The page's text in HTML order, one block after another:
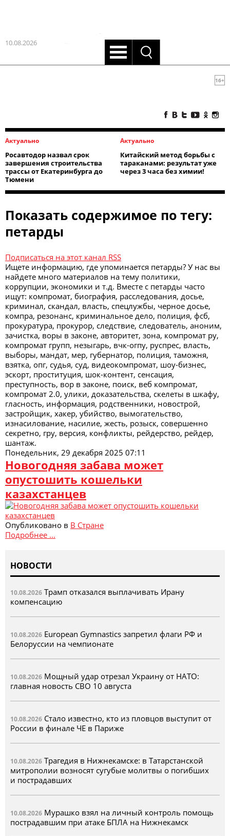
10.08.2026
16+
Актуально
Росавтодор назвал срок
завершения строительства
трассы от Екатеринбурга до
Тюмени
Актуально
Китайский метод борьбы с
тараканами: результат уже
через 3 часа без химии!
Показать содержимое по тегу:
петарды
Подписаться на этот канал RSS
Ищете информацию, где упоминается петарды? У нас вы
найдете много материалов на тему политики,
коррупции, экономики и т.д. Вместе с петарды часто
ищут: компромат, биография, расследования, досье,
криминал, скандал, власть, спецлужбы, черное досье,
компра, резонанс, криминальное дело, полиция, фсб,
прокуратура, прокурор, следствие, следователь, аноним,
зачистка, воры в законе, авторитет, зона, компромат ру,
компромат групп, незыгарь, вчк-огпу, руспрес, власть,
выборы, мандат, мер, губернатор, полиция, таможня,
взятка, опг, судья, суд, видеокомпромат, шоу-бизнес,
эскорт, проституция, шок-контент, сенсация,
преступность, вор в законе, поиск, веб компромат,
компромат 2.0, улики, доказательства, скелеты в шкафу,
гласность, информация, родственники, новострой,
застройщик, хакер, убийство, вымогательство,
изнасилование, насилие, жесть, розыск, совершенно
секретно, гру, версия, конфликты, рейдерство, рейдер,
шантаж.
Понедельник, 29 декабря 2025 07:11
Новогодняя забава может
опустошить кошельки
казахстанцев
Опубликовано в В Стране
Подробнее ...
НОВОСТИ
10.08.2026 Трамп отказался выплачивать Ирану
компенсацию
10.08.2026 European Gymnastics запретил флаги РФ и
Белоруссии на чемпионате
10.08.2026 Мощный удар отрезал Украину от НАТО:
главная новость СВО 10 августа
10.08.2026 Стало известно, кто из пловцов выступит от
России в финале ЧЕ в Париже
10.08.2026 Трагедия в Нижнекамске: в Татарстанской
митрополии возносят сугубые молитвы о погибших
и пострадавших
10.08.2026 Мурашко взял на личный контроль помощь
пострадавшим при атаке БПЛА на Нижнекамск